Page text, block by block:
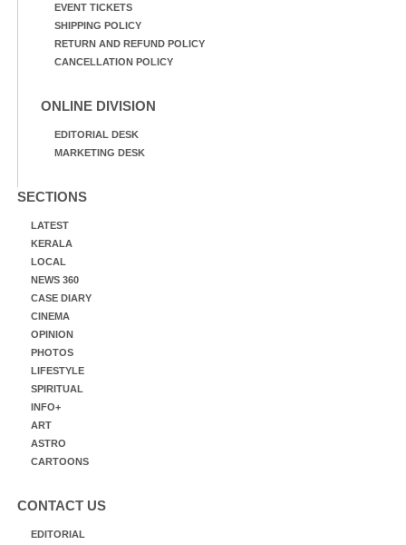
EVENT TICKETS
SHIPPING POLICY
RETURN AND REFUND POLICY
CANCELLATION POLICY
ONLINE DIVISION
EDITORIAL DESK
MARKETING DESK
SECTIONS
LATEST
KERALA
LOCAL
NEWS 360
CASE DIARY
CINEMA
OPINION
PHOTOS
LIFESTYLE
SPIRITUAL
INFO+
ART
ASTRO
CARTOONS
CONTACT US
EDITORIAL